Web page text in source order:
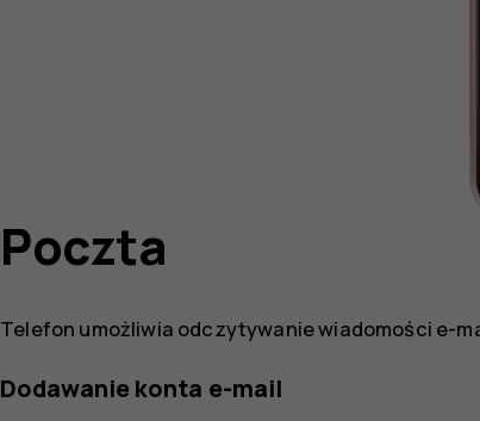
Poczta
Telefon umożliwia odczytywanie wiadomości e-
Dodawanie konta e-mail